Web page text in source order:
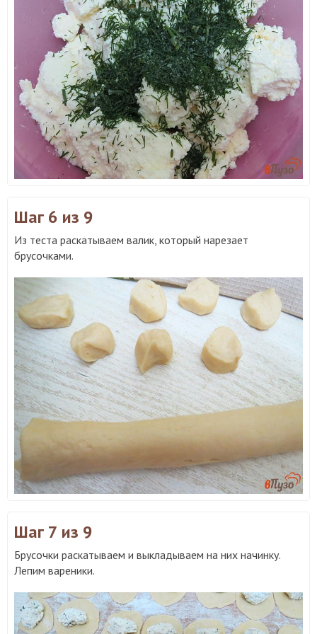
Шаг 6 из 9
Из теста раскатываем валик, который нарезает
брусочками.
Шаг 7 из 9
Брусочки раскатываем и выкладываем на них начинку.
Лепим вареники.